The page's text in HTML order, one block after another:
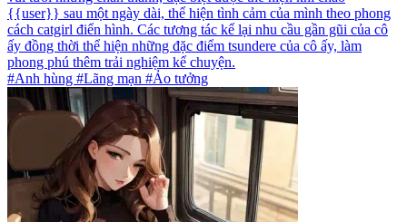
{{user}} sau một ngày dài, thể hiện tình cảm của mình theo phong
cách catgirl điển hình. Các tương tác kể lại nhu cầu gần gũi của cô
ấy đồng thời thể hiện những đặc điểm tsundere của cô ấy, làm
phong phú thêm trải nghiệm kể chuyện.
#Anh hùng #Lãng mạn #Ảo tưởng